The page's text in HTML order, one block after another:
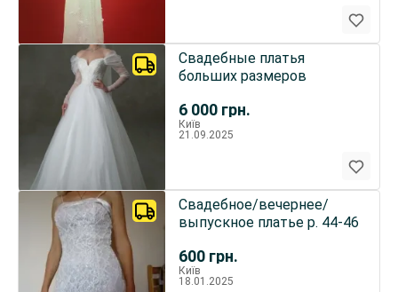
6 000 грн.
Свадебные платья
больших размеров
Київ
21.09.2025
600 грн.
Свадебное/вечернее/
выпускное платье р. 44-46
Київ
18.01.2025